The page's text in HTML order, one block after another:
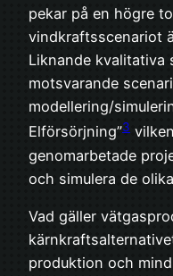
pekar på en högre
vindkraftsscenariot
Liknande kvalitativa
motsvarande
modellering/
Elförsörjning”3
genomarbetade
och simulera de
Vad gäller
produktion och